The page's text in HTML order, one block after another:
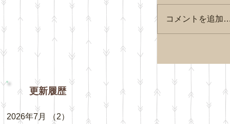
コメントを追加
更新履歴
2026年7月 （2）
2件の記事